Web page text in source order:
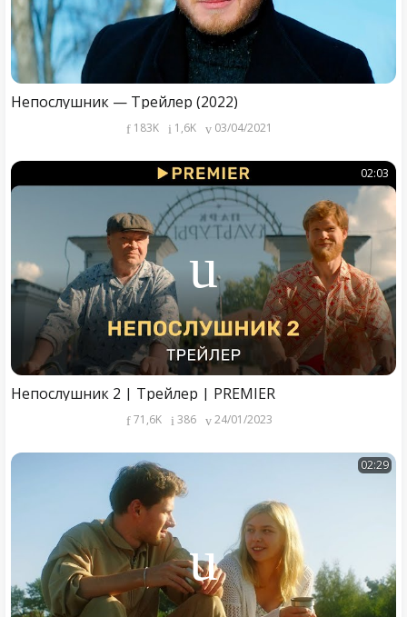
Непослушник — Трейлер (2022)
183K 1,6K 03/04/2021
02:03
Непослушник 2 | Трейлер | PREMIER
71,6K 386 24/01/2023
02:29